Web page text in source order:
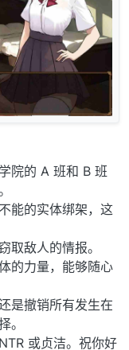
院的 A 班和 B 班
能的实体绑架，这
取敌人的情报。
的力量，能够随心
是撤销所有发生在
。
或贞洁。祝你好